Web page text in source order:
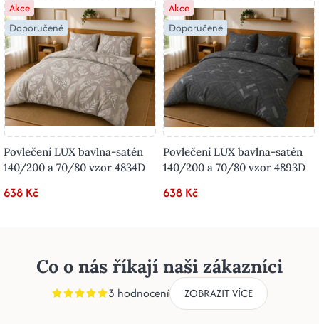
Akce
Doporučené
Povlečení LUX bavlna-satén
140/200 a 70/80 vzor 4834D
638 Kč
Akce
Doporučené
Povlečení LUX bavlna-satén
140/200 a 70/80 vzor 4893D
638 Kč
Co o nás říkají naši zákazníci
3 hodnocení ZOBRAZIT VÍCE